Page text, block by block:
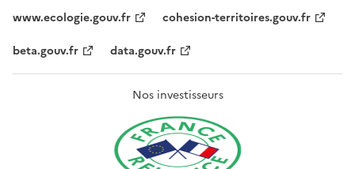
www.ecologie.gouv.fr
cohesion-territoires.gouv.fr
beta.gouv.fr
data.gouv.fr
Nos investisseurs